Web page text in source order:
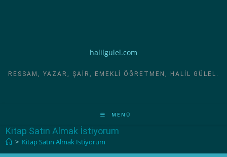
halilgulel.com
RESSAM, YAZAR, ŞAIR, EMEKLI ÖĞRETMEN, HALIL GÜLEL.
MENÜ
Kitap Satın Almak İstiyorum
> Kitap Satın Almak İstiyorum